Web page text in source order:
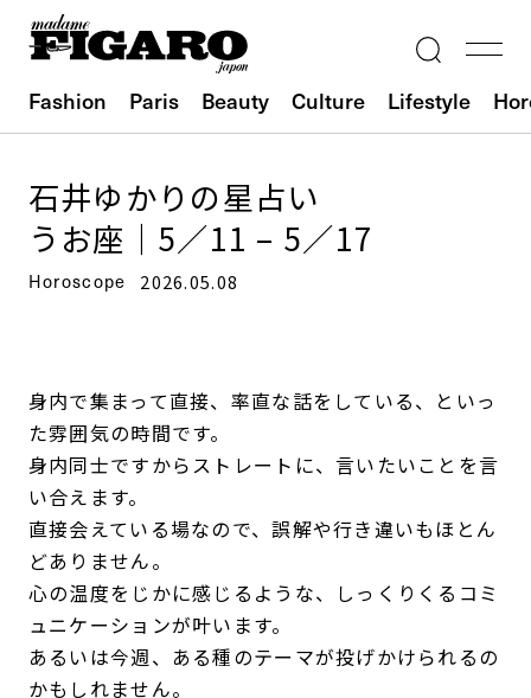
Fashion Paris Beauty Culture Lifestyle
石井ゆかりの星占い
うお座｜5／11 – 5／17
Horoscope 2026.05.08
身内で集まって直接、率直な話をしている、といっ
た雰囲気の時間です。
身内同士ですからストレートに、言いたいことを言
い合えます。
直接会えている場なので、誤解や行き違いもほとん
どありません。
心の温度をじかに感じるような、しっくりくるコミ
ュニケーションが叶います。
あるいは今週、ある種のテーマが投げかけられるの
かもしれません。